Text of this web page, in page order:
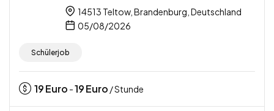
14513 Teltow, Brandenburg, Deutschland
05/08/2026
Schülerjob
19Euro -19Euro / Stunde